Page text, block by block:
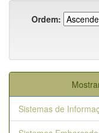
Ordem:
Sistemas de